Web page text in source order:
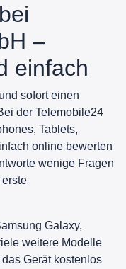
–
einfach
sofort einen
der Telemobile24
Tablets,
online bewerten
wenige Fragen
Galaxy,
weitere Modelle
Gerät kostenlos